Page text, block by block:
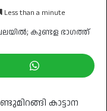
Less than a minute
കാട്ടാന